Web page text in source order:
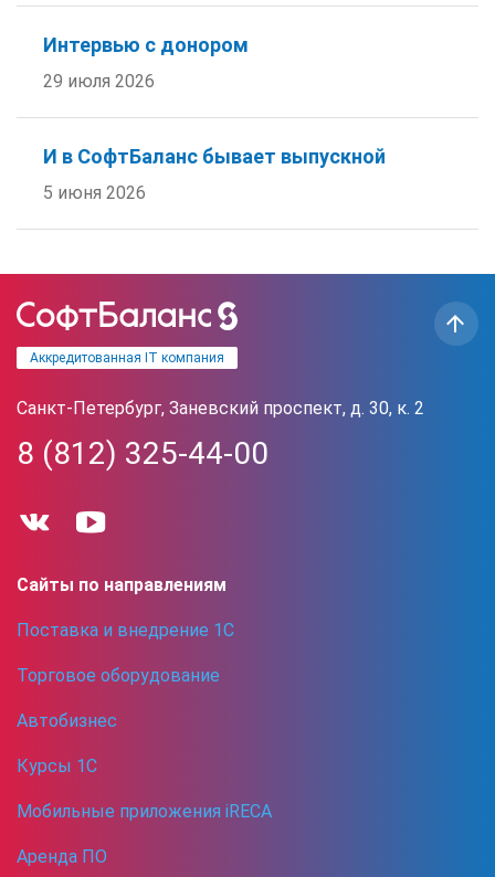
Интервью с донором
29 июля 2026
И в СофтБаланс бывает выпускной
5 июня 2026
Аккредитованная IT компания
Санкт-Петербург, Заневский проспект, д. 30, к. 2
8 (812) 325-44-00
Сайты по направлениям
Поставка и внедрение 1С
Торговое оборудование
Автобизнес
Курсы 1С
Мобильные приложения iRECA
Аренда ПО